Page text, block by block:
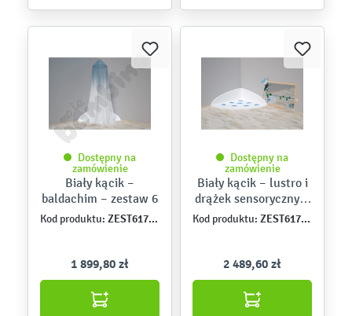
Dostępny na
zamówienie
Biały kącik –
baldachim – zestaw 6
Kod produktu: ZEST6176PU
1 899,80 zł
Dostępny na
zamówienie
Biały kącik – lustro i
drążek sensoryczny –
zestaw 5
Kod produktu: ZEST6175PU
2 489,60 zł